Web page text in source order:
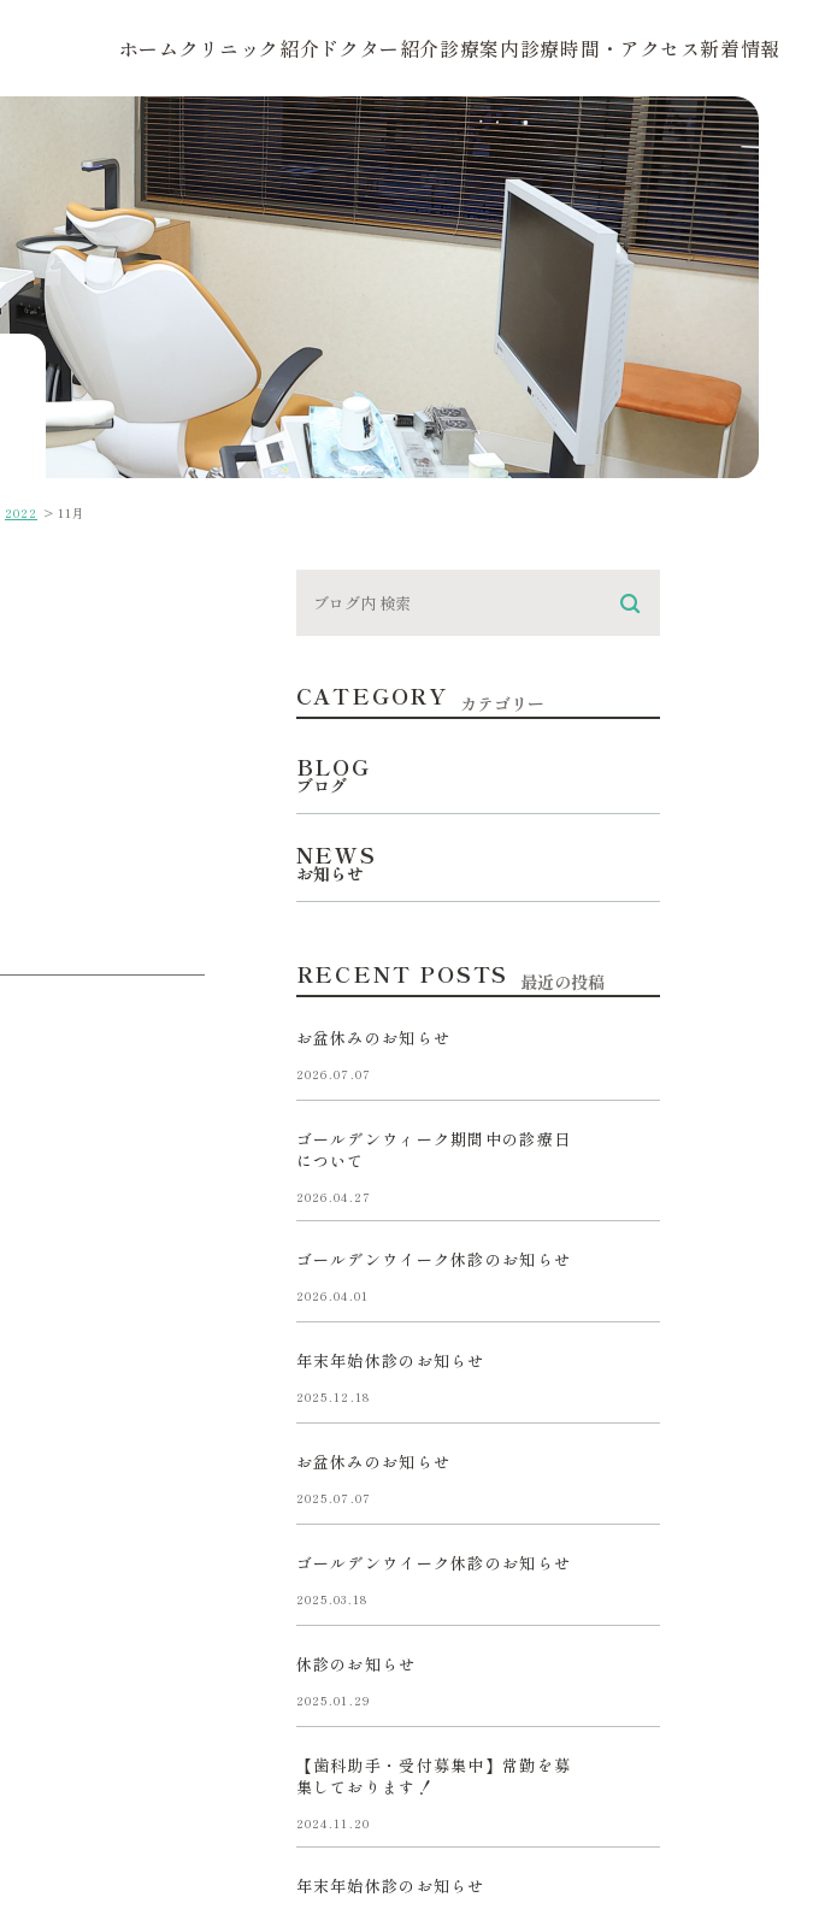
ホームクリニック紹介 ドクター紹介診療案内診療時間・アクセス新着情報
2022 11月
CATEGORY カテゴリー
BLOG
ブログ
NEWS
お知らせ
RECENT POSTS 最近の投稿
お盆休みのお知らせ
2026.07.07
ゴールデンウィーク期間中の診療日
について
2026.04.27
ゴールデンウイーク休診のお知らせ
2026.04.01
年末年始休診のお知らせ
2025.12.18
お盆休みのお知らせ
2025.07.07
ゴールデンウイーク休診のお知らせ
2025.03.18
休診のお知らせ
2025.01.29
【歯科助手・受付募集中】常勤を募
集しております！
2024.11.20
年末年始休診のお知らせ